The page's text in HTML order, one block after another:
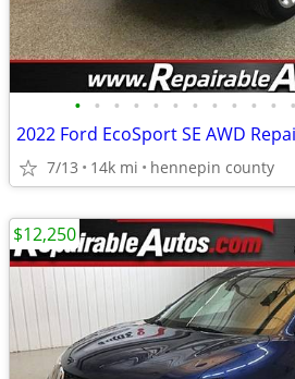
• • • • • • • • • • • •
2022 Ford EcoSport SE AWD
7/13 14k mi hennepin county
$12,250